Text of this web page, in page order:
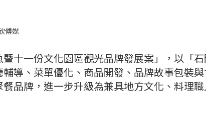
傅媒
十一份文化園區觀光品牌發展案」，以「
導、菜單優化、商品開發、品牌故事包裝
品牌，進一步升級為兼具地方文化、料理